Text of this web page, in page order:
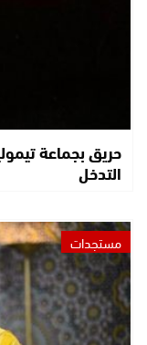
حريق بجماعة
التدخل
مستجدات